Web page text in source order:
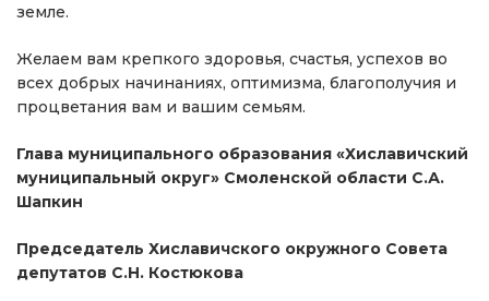
земле.
Желаем вам крепкого здоровья, счастья, успехов во
всех добрых начинаниях, оптимизма, благополучия и
процветания вам и вашим семьям.
Глава муниципального образования «Хиславичский
муниципальный округ» Смоленской области С.А.
Шапкин
Председатель Хиславичского окружного Совета
депутатов С.Н. Костюкова